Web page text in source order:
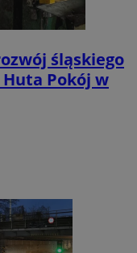
śląskiego
Pokój w